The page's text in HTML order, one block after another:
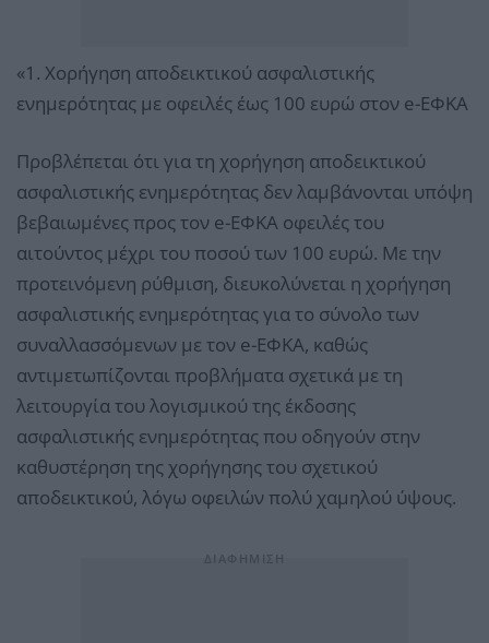
«1. Χορήγηση αποδεικτικού ασφαλιστικής
ενημερότητας με οφειλές έως 100 ευρώ στον e-ΕΦΚΑ
Προβλέπεται ότι για τη χορήγηση αποδεικτικού
ασφαλιστικής ενημερότητας δεν λαμβάνονται υπόψη
βεβαιωμένες προς τον e-ΕΦΚΑ οφειλές του
αιτούντος μέχρι του ποσού των 100 ευρώ. Με την
προτεινόμενη ρύθμιση, διευκολύνεται η χορήγηση
ασφαλιστικής ενημερότητας για το σύνολο των
συναλλασσόμενων με τον e-ΕΦΚΑ, καθώς
αντιμετωπίζονται προβλήματα σχετικά με τη
λειτουργία του λογισμικού της έκδοσης
ασφαλιστικής ενημερότητας που οδηγούν στην
καθυστέρηση της χορήγησης του σχετικού
αποδεικτικού, λόγω οφειλών πολύ χαμηλού ύψους.